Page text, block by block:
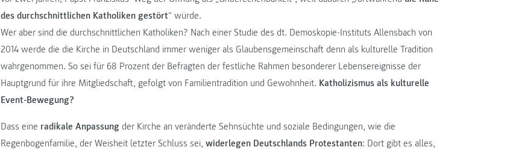
des durchschnittlichen Katholiken gestört“ würde.
Wer aber sind die durchschnittlichen Katholiken? Nach einer Studie des dt. Demoskopie-Instituts Allensbach von
2014 werde die die Kirche in Deutschland immer weniger als Glaubensgemeinschaft denn als kulturelle Tradition
wahrgenommen. So sei für 68 Prozent der Befragten der festliche Rahmen besonderer Lebensereignisse der
Hauptgrund für ihre Mitgliedschaft, gefolgt von Familientradition und Gewohnheit. Katholizismus als kulturelle
Event-Bewegung?
Dass eine radikale Anpassung der Kirche an veränderte Sehnsüchte und soziale Bedingungen, wie die
Regenbogenfamilie, der Weisheit letzter Schluss sei, widerlegen Deutschlands Protestanten: Dort gibt es alles,